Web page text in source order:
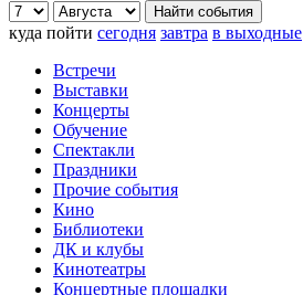
куда пойти сегодня завтра в выходные
Встречи
Выставки
Концерты
Обучение
Спектакли
Праздники
Прочие события
Кино
Библиотеки
ДК и клубы
Кинотеатры
Концертные площадки